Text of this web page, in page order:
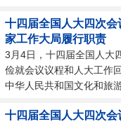
十四届全国人大四次会
家工作大局履行职责
3月4日，十四届全国人大
俭就会议议程和人大工作
中华人民共和国文化和旅
十四届全国人大四次会